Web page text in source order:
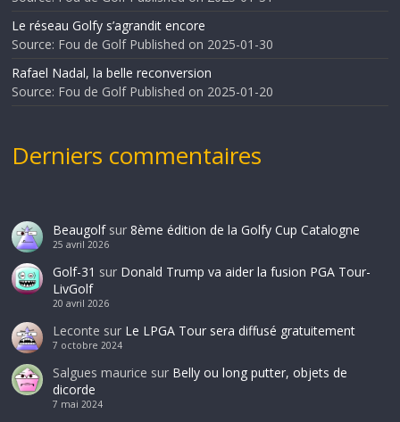
Le réseau Golfy s’agrandit encore
Source: Fou de Golf Published on 2025-01-30
Rafael Nadal, la belle reconversion
Source: Fou de Golf Published on 2025-01-20
Derniers commentaires
Beaugolfsur 8ème édition de la Golfy Cup Catalogne
25 avril 2026
Golf-31 sur Donald Trump va aider la fusion PGA Tour-
LivGolf
20 avril 2026
Leconte sur Le LPGA Tour sera diffusé gratuitement
7 octobre 2024
Salgues maurice sur Belly ou long putter, objets de
dicorde
7 mai 2024